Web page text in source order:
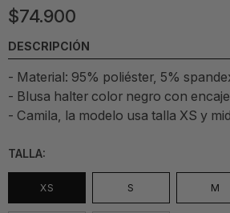
$74.900
DESCRIPCIÓN
- Material: 95% poliéster, 5%
- Blusa halter color negro con
- Camila, la modelo usa talla XS y
TALLA:
XS S M